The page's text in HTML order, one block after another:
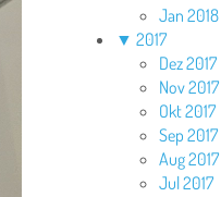
Jan 2018
▼ 2017
Dez 2017
Nov 2017
Okt 2017
Sep 2017
Aug 2017
Jul 2017